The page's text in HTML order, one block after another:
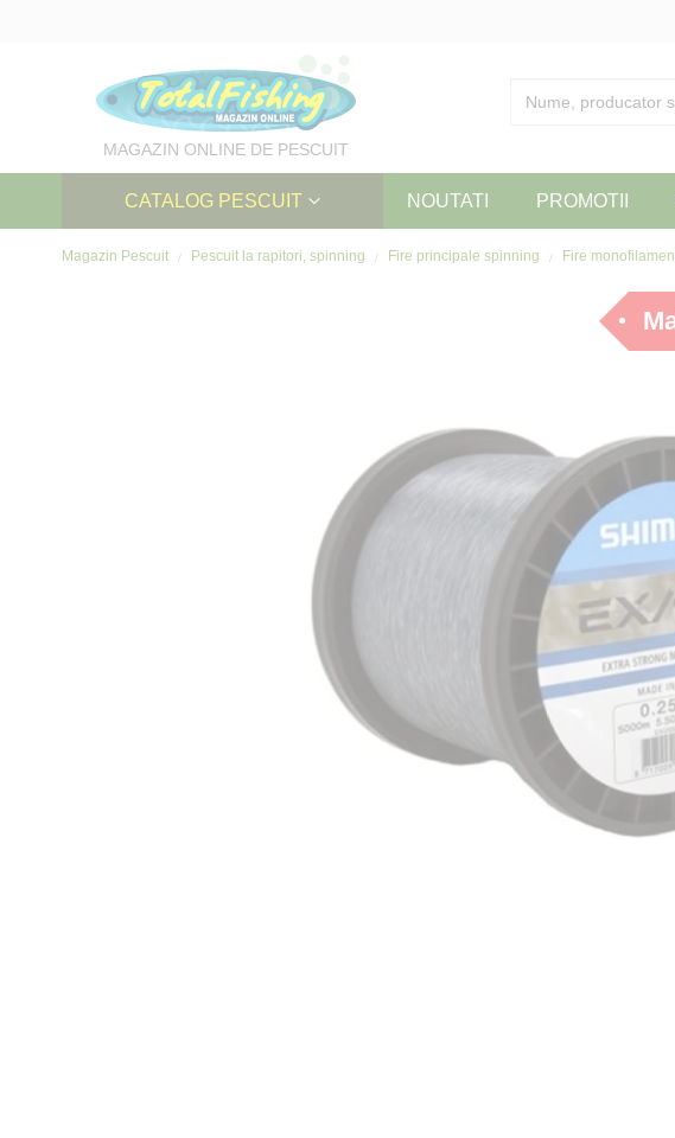
MAGAZIN ONLINE DE PESCUIT
CATALOG PESCUIT NOUTATI PROMOTII
Magazin Pescuit Pescuit la rapitori, spinning Fire principale spinning Fire